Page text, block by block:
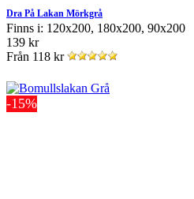
Dra På Lakan Mörkgrå
Finns i: 120x200, 180x200, 90x200
139 kr
Från 118 kr
-15%